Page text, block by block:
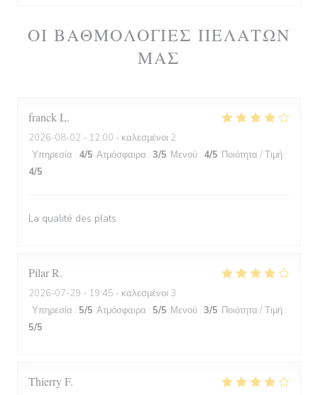
ΟΙ ΒΑΘΜΟΛΟΓΊΕΣ ΠΕΛΑΤΏΝ
ΜΑΣ
franck L
2026-08-02 - 12:00 - καλεσμένοι 2
Υπηρεσία : 4/5 Ατμόσφαιρα : 3/5 Μενού : 4/5 Ποιότητα / Τιμή :
4/5
La qualité des plats
PilarR
2026-07-29 - 19:45 - καλεσμένοι 3
Υπηρεσία : 5/5 Ατμόσφαιρα : 5/5 Μενού : 3/5 Ποιότητα / Τιμή :
5/5
ThierryF